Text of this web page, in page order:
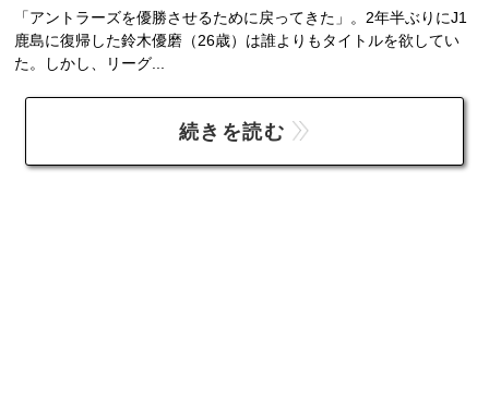
「アントラーズを優勝させるために戻ってきた」。2年半ぶりにJ1
鹿島に復帰した鈴木優磨（26歳）は誰よりもタイトルを欲してい
た。しかし、リーグ...
続きを読む